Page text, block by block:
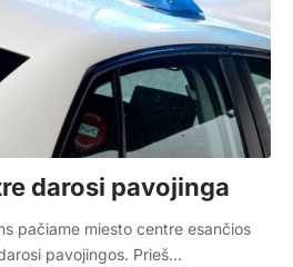
darosi pavojinga
pačiame miesto centre esančios
pavojingos. Prieš…